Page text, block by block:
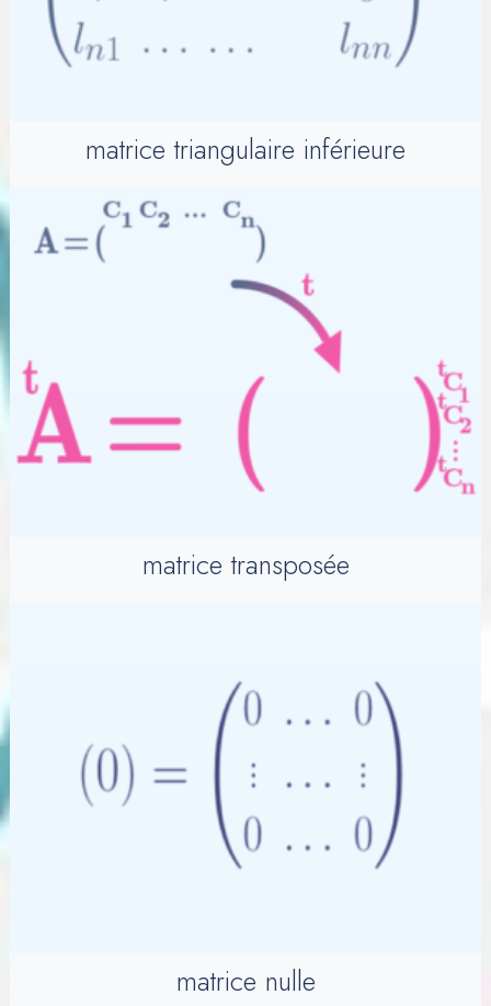
matrice triangulaire inférieure
matrice transposée
matrice nulle